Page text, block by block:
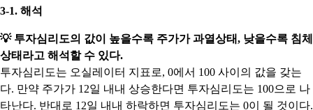
3-1. 해석
💡 투자심리도의 값이 높을수록 주가가 과열상태, 낮을수록 침체
상태라고 해석할 수 있다.
투자심리도는 오실레이터 지표로, 0에서 100 사이의 값을 갖는
다. 만약 주가가 12일 내내 상승한다면 투자심리도는 100으로 나
타난다. 반대로 12일 내내 하락하면 투자심리도는 0이 될 것이다.